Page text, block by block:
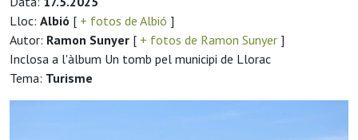
Lloc: Albió [ + fotos de Albió ]
Autor: Ramon Sunyer [ + fotos de Ramon Sunyer ]
Inclosa a l'àlbum Un tomb pel municipi de Llorac
Tema: Turisme